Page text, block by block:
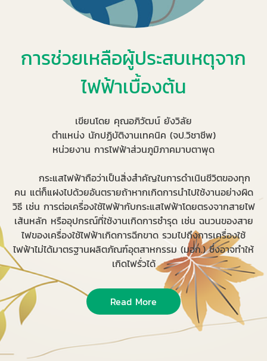
การช่วยเหลือผู้ประสบเหตุจาก
ไฟฟ้าเบื้องต้น
เขียนโดย คุณอภิวัฒน์ ยังวิลัย
ตำแหน่ง นักปฏิบัติงานเทคนิค (จป.วิชาชีพ)
หน่วยงาน การไฟฟ้าส่วนภูมิภาคมาบตาพุด
กระแสไฟฟ้าถือว่าเป็นสิ่งสำคัญในการดำเนินชีวิตของทุก
คน แต่ก็แฝงไปด้วยอันตรายถ้าหากเกิดการนำไปใช้งานอย่างผิด
วิธี เช่น การต่อเครื่องใช้ไฟฟ้ากับกระแสไฟฟ้าโดยตรงจากสายไฟ
เส้นหลัก หรืออุปกรณ์ที่ใช้งานเกิดการชำรุด เช่น ฉนวนของสาย
ไฟของเครื่องใช้ไฟฟ้าเกิดการฉีกขาด รวมไปถึงการเครื่องใช้
ไฟฟ้าไม่ได้มาตรฐานผลิตภัณฑ์อุตสาหกรรม (มอก.) ซึ่งอาจทำให้
เกิดไฟรั่วได้
Read More